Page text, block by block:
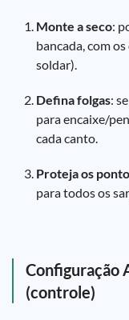
Monte a seco:
bancada, com
soldar).
Defina folgas:
para encaixe/
cada canto.
Proteja os
para todos os
Configuração
(controle)